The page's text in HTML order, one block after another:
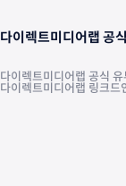
다이렉트미디어랩 공
다이렉트미디어랩 공식
다이렉트미디어랩 링